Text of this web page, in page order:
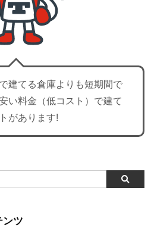
建てる倉庫よりも短期間で
い料金（低コスト）で建て
があります!
ンツ